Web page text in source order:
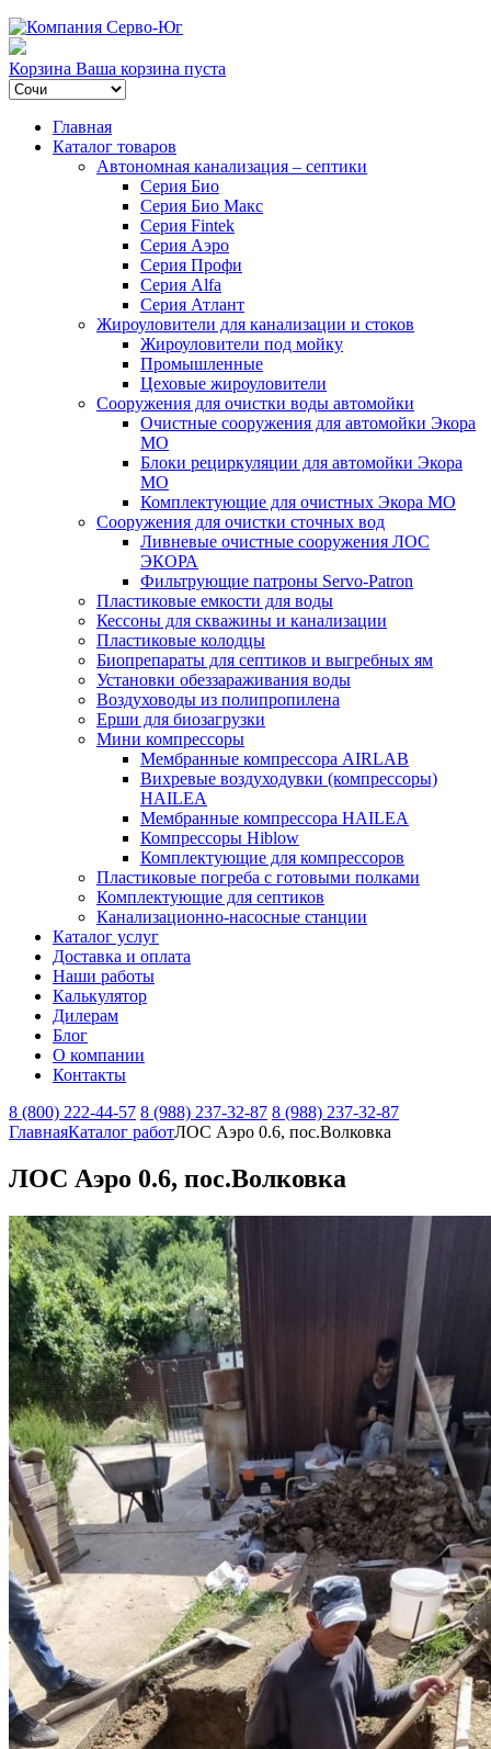
Корзина Ваша корзина пуста
Главная
Каталог товаров
Автономная канализация – септики
Серия Био
Серия Био Макс
Серия Fintek
Серия Аэро
Серия Профи
Серия Alfa
Серия Атлант
Жироуловители для канализации и стоков
Жироуловители под мойку
Промышленные
Цеховые жироуловители
Сооружения для очистки воды автомойки
Очистные сооружения для автомойки Экора
МО
Блоки рециркуляции для автомойки Экора
МО
Комплектующие для очистных Экора МО
Сооружения для очистки сточных вод
Ливневые очистные сооружения ЛОС
ЭКОРА
Фильтрующие патроны Servo-Patron
Пластиковые емкости для воды
Кессоны для скважины и канализации
Пластиковые колодцы
Биопрепараты для септиков и выгребных ям
Установки обеззараживания воды
Воздуховоды из полипропилена
Ерши для биозагрузки
Мини компрессоры
Мембранные компрессора AIRLAB
Вихревые воздуходувки (компрессоры)
HAILEA
Мембранные компрессора HAILEA
Компрессоры Hiblow
Комплектующие для компрессоров
Пластиковые погреба с готовыми полками
Комплектующие для септиков
Канализационно-насосные станции
Каталог услуг
Доставка и оплата
Наши работы
Калькулятор
Дилерам
Блог
О компании
Контакты
8 (800) 222-44-57 8 (988) 237-32-87 8 (988) 237-32-87
ГлавнаяКаталог работЛОС Аэро 0.6, пос.Волковка
ЛОС Аэро 0.6, пос.Волковка